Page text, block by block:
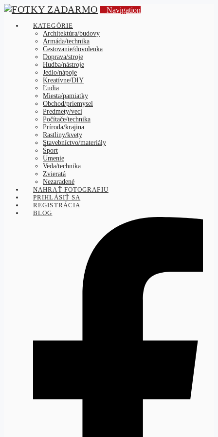
Navigation
KATEGÓRIE
Architektúra/budovy
Armáda/technika
Cestovanie/dovolenka
Doprava/stroje
Hudba/nástroje
Jedlo/nápoje
Kreatívne/DIY
Ľudia
Miesta/pamiatky
Obchod/priemysel
Predmety/veci
Počítače/technika
Príroda/krajina
Rastliny/kvety
Stavebníctvo/materiály
Šport
Umenie
Veda/technika
Zvieratá
Nezaradené
NAHRAŤ FOTOGRAFIU
PRIHLÁSIŤ SA
REGISTRÁCIA
BLOG